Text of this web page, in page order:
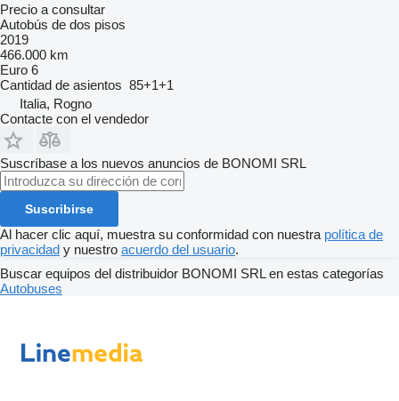
Precio a consultar
Autobús de dos pisos
2019
466.000 km
Euro 6
Cantidad de asientos 85+1+1
Italia, Rogno
Contacte con el vendedor
Suscríbase a los nuevos anuncios de BONOMI SRL
Suscribirse
Al hacer clic aquí, muestra su conformidad con nuestra política de
privacidad y nuestro acuerdo del usuario.
Buscar equipos del distribuidor BONOMI SRL en estas categorías
Autobuses